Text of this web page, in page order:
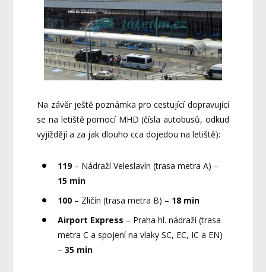
Na závěr ještě poznámka pro cestující dopravující
se na letiště pomocí MHD (čísla autobusů, odkud
vyjíždějí a za jak dlouho cca dojedou na letiště):
119– Nádraží Veleslavín (trasa metra A) –
15 min
100 – Zličín (trasa metra B) – 18 min
Airport Express – Praha hl. nádraží (trasa
metra C a spojení na vlaky SC, EC, IC a EN)
–35 min